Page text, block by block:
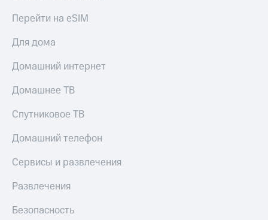
Перейти на eSIM
Для дома
Домашний интернет
Домашнее ТВ
Спутниковое ТВ
Домашний телефон
Сервисы и развлечения
Развлечения
Безопасность